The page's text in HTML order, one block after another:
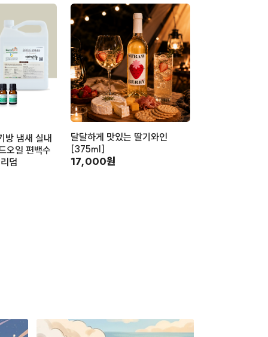
방 냄새 실내
오일 편백수
덤
달달하게 맛있는 딸기와인
[375ml]
17,000원